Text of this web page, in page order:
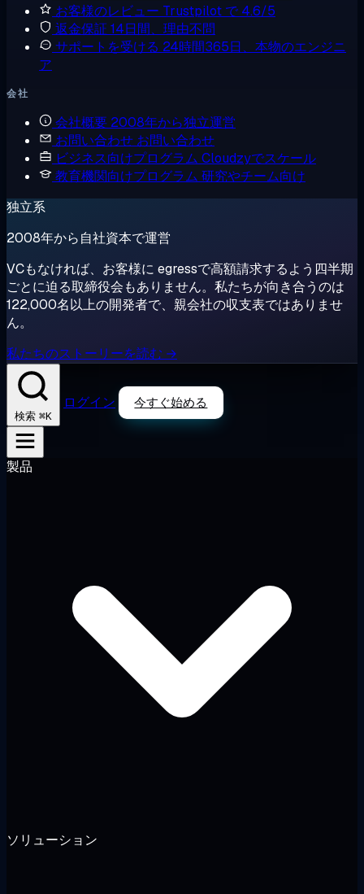
お客様のレビュー Trustpilot で 4.6/5
返金保証 14日間、理由不問
サポートを受ける 24時間365日、本物のエンジニ
ア
会社
会社概要 2008年から独立運営
お問い合わせ お問い合わせ
ビジネス向けプログラム Cloudzyでスケール
教育機関向けプログラム 研究やチーム向け
独立系
2008年から自社資本で運営
VCもなければ、お客様に egressで高額請求するよう四半期
ごとに迫る取締役会もありません。私たちが向き合うのは
122,000名以上の開発者で、親会社の収支表ではありませ
ん。
私たちのストーリーを読む →
検索 ⌘K
ログイン 今すぐ始める
製品
ソリューション